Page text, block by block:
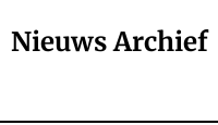
Nieuws Archief